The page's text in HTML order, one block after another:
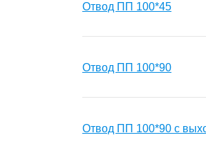
Отвод ПП 100*45
Отвод ПП 100*90
Отвод ПП 100*90 с